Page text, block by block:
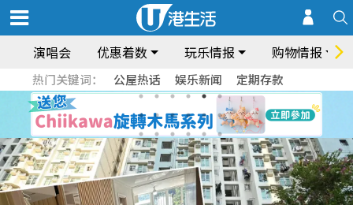
演唱会 优惠着数 玩乐情报 购物情报
热门关键词： 公屋热话 娱乐新闻 定期存款